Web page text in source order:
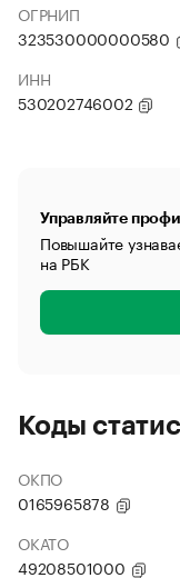
ОГРНИП
323530000000580
ИНН
530202746002
Управляйте
Повышайте
на РБК
Коды
ОКПО
0165965878
ОКАТО
49208501000